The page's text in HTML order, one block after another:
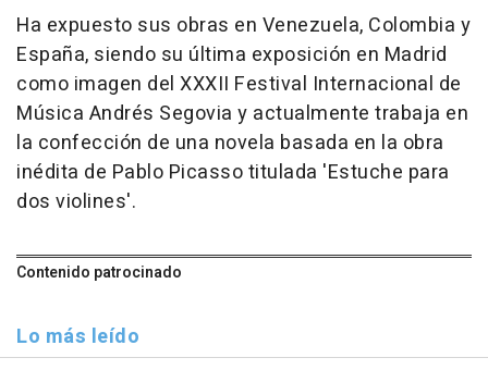
Ha expuesto sus obras en Venezuela, Colombia y
España, siendo su última exposición en Madrid
como imagen del XXXII Festival Internacional de
Música Andrés Segovia y actualmente trabaja en
la confección de una novela basada en la obra
inédita de Pablo Picasso titulada 'Estuche para
dos violines'.
Contenido patrocinado
Lo más leído